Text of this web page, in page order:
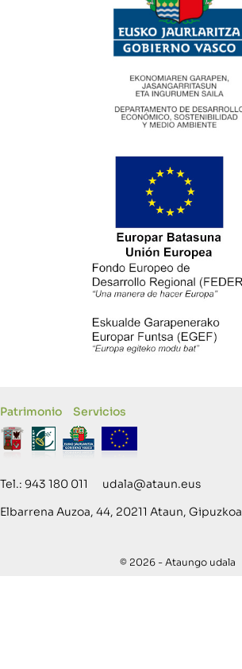
Patrimonio Servicios
Tel.: 943 180 011 udala@ataun.eus
Elbarrena Auzoa, 44, 20211 Ataun, Gipuzkoa
© 2026 - Ataungo udala